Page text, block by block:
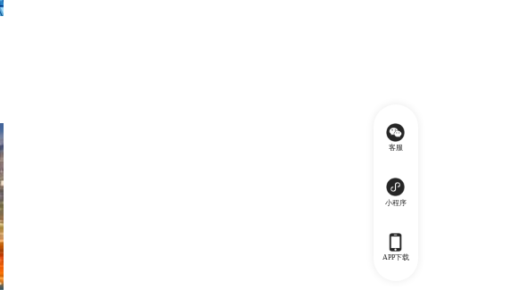
客服
小程序
APP下载